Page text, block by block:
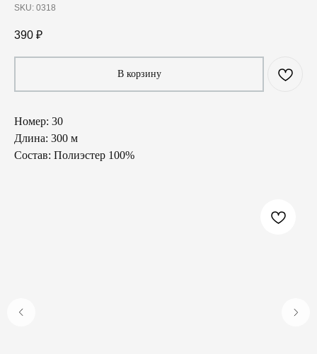
SKU: 0318
390 ₽
В корзину
Номер: 30
Длина: 300 м
Состав: Полиэстер 100%